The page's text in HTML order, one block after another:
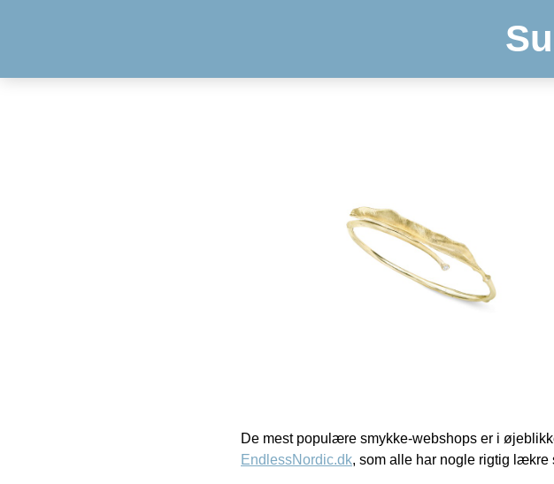
De mest populære smykke-webshops er i
EndlessNordic.dk, som alle har nogle rigtig lækre